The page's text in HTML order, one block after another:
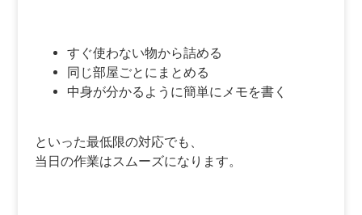
すぐ使わない物から詰める
同じ部屋ごとにまとめる
中身が分かるように簡単にメモを書く
といった最低限の対応でも、
当日の作業はスムーズになります。